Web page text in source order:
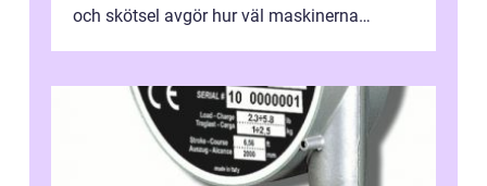
och skötsel avgör hur väl maskinerna